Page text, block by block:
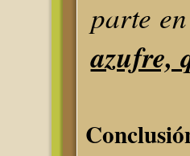
parte en
azufre,